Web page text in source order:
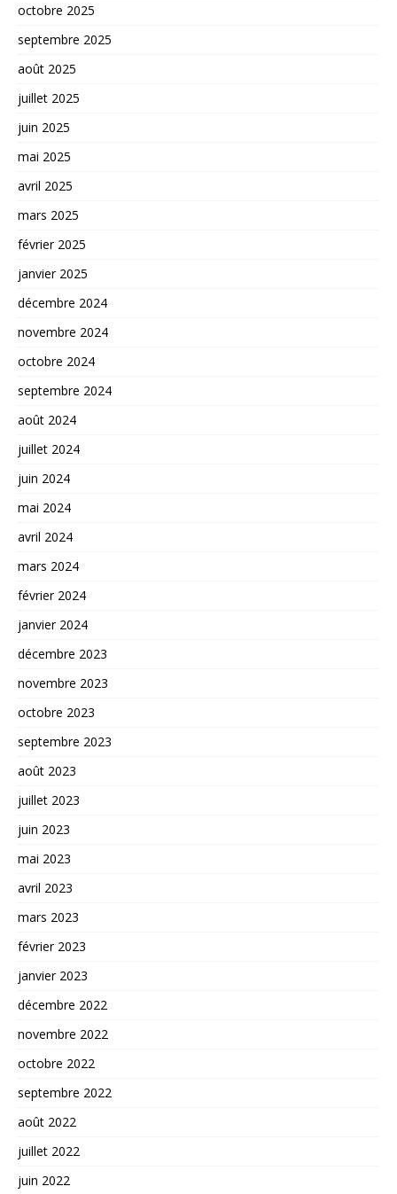
octobre 2025
septembre 2025
août 2025
juillet 2025
juin 2025
mai 2025
avril 2025
mars 2025
février 2025
janvier 2025
décembre 2024
novembre 2024
octobre 2024
septembre 2024
août 2024
juillet 2024
juin 2024
mai 2024
avril 2024
mars 2024
février 2024
janvier 2024
décembre 2023
novembre 2023
octobre 2023
septembre 2023
août 2023
juillet 2023
juin 2023
mai 2023
avril 2023
mars 2023
février 2023
janvier 2023
décembre 2022
novembre 2022
octobre 2022
septembre 2022
août 2022
juillet 2022
juin 2022